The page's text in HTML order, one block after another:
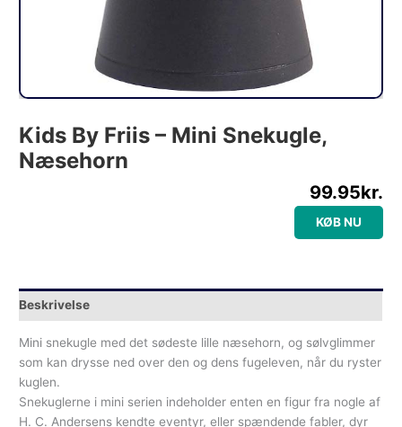
Kids By Friis – Mini Snekugle,
Næsehorn
99.95kr.
KØB NU
Beskrivelse
Mini snekugle med det sødeste lille næsehorn, og sølvglimmer
som kan drysse ned over den og dens fugeleven, når du ryster
kuglen.
Snekuglerne i mini serien indeholder enten en figur fra nogle af
H. C. Andersens kendte eventyr, eller spændende fabler, dyr